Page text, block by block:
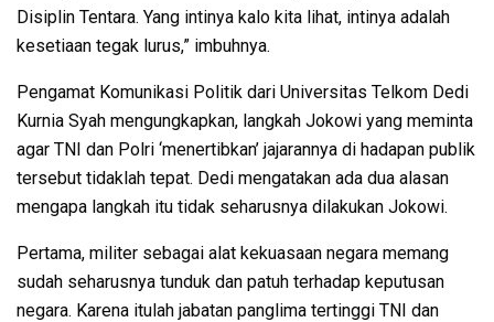
Disiplin Tentara. Yang intinya kalo kita lihat, intinya adalah
kesetiaan tegak lurus,” imbuhnya.
Pengamat Komunikasi Politik dari Universitas Telkom Dedi
Kurnia Syah mengungkapkan, langkah Jokowi yang meminta
agar TNI dan Polri ‘menertibkan’ jajarannya di hadapan publik
tersebut tidaklah tepat. Dedi mengatakan ada dua alasan
mengapa langkah itu tidak seharusnya dilakukan Jokowi.
Pertama, militer sebagai alat kekuasaan negara memang
sudah seharusnya tunduk dan patuh terhadap keputusan
negara. Karena itulah jabatan panglima tertinggi TNI dan